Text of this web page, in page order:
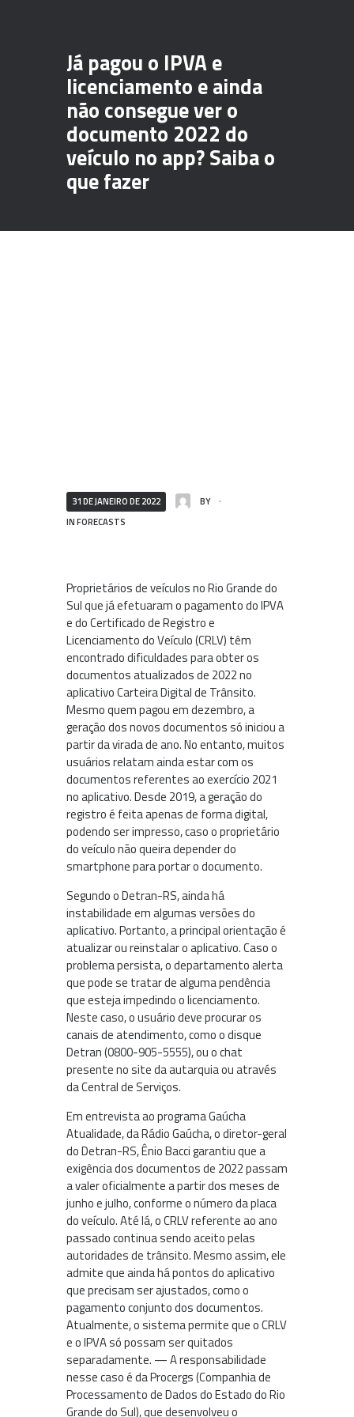
Já pagou o IPVA e
licenciamento e ainda
não consegue ver o
documento 2022 do
veículo no app? Saiba o
que fazer
31 DE JANEIRO DE 2022
BY
INFORECASTS
Proprietários de veículos no Rio Grande do
Sul que já efetuaram o pagamento do IPVA
e do Certificado de Registro e
Licenciamento do Veículo (CRLV) têm
encontrado dificuldades para obter os
documentos atualizados de 2022 no
aplicativo Carteira Digital de Trânsito.
Mesmo quem pagou em dezembro, a
geração dos novos documentos só iniciou a
partir da virada de ano. No entanto, muitos
usuários relatam ainda estar com os
documentos referentes ao exercício 2021
no aplicativo. Desde 2019, a geração do
registro é feita apenas de forma digital,
podendo ser impresso, caso o proprietário
do veículo não queira depender do
smartphone para portar o documento.
Segundo o Detran-RS, ainda há
instabilidade em algumas versões do
aplicativo. Portanto, a principal orientação é
atualizar ou reinstalar o aplicativo. Caso o
problema persista, o departamento alerta
que pode se tratar de alguma pendência
que esteja impedindo o licenciamento.
Neste caso, o usuário deve procurar os
canais de atendimento, como o disque
Detran (0800-905-5555), ou o chat
presente no site da autarquia ou através
da Central de Serviços.
Em entrevista ao programa Gaúcha
Atualidade, da Rádio Gaúcha, o diretor-geral
do Detran-RS, Ênio Bacci garantiu que a
exigência dos documentos de 2022 passam
a valer oficialmente a partir dos meses de
junho e julho, conforme o número da placa
do veículo. Até lá, o CRLV referente ao ano
passado continua sendo aceito pelas
autoridades de trânsito. Mesmo assim, ele
admite que ainda há pontos do aplicativo
que precisam ser ajustados, como o
pagamento conjunto dos documentos.
Atualmente, o sistema permite que o CRLV
e o IPVA só possam ser quitados
separadamente. — A responsabilidade
nesse caso é da Procergs (Companhia de
Processamento de Dados do Estado do Rio
Grande do Sul), que desenvolveu o